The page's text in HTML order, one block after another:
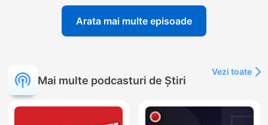
Arata mai multe episoade
Mai multe podcasturi de Știri
Vezi toate